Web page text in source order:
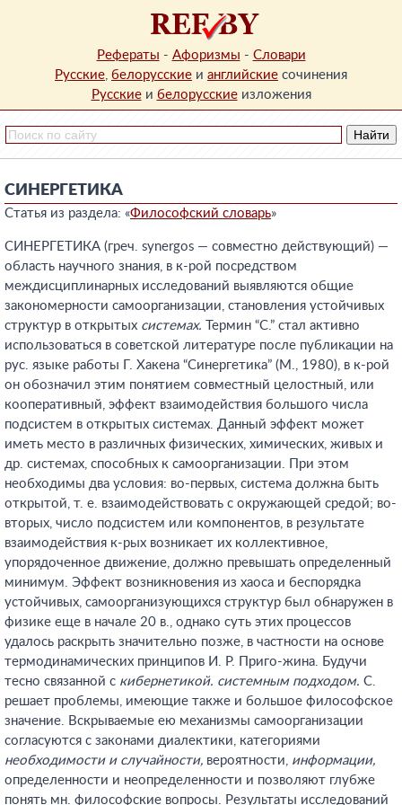
Рефераты - Афоризмы - Словари
Русские, белорусские и английские сочинения
Русскиеи белорусскиеизложения
СИНЕРГЕТИКА
Статья из раздела: «Философский словарь»
СИНЕРГЕТИКА (греч. synergos — совместно действующий) —
область научного знания, в к-рой посредством
междисциплинарных исследований выявляются общие
закономерности самоорганизации, становления устойчивых
структур в открытых системах. Термин “С.” стал активно
использоваться в советской литературе после публикации на
рус. языке работы Г. Хакена “Синергетика” (М., 1980), в к-рой
он обозначил этим понятием совместный целостный, или
кооперативный, эффект взаимодействия большого числа
подсистем в открытых системах. Данный эффект может
иметь место в различных физических, химических, живых и
др. системах, способных к самоорганизации. При этом
необходимы два условия: во-первых, система должна быть
открытой, т. е. взаимодействовать с окружающей средой; во-
вторых, число подсистем или компонентов, в результате
взаимодействия к-рых возникает их коллективное,
упорядоченное движение, должно превышать определенный
минимум. Эффект возникновения из хаоса и беспорядка
устойчивых, самоорганизующихся структур был обнаружен в
физике еще в начале 20 в., однако суть этих процессов
удалось раскрыть значительно позже, в частности на основе
термодинамических принципов И. Р. Приго-жина. Будучи
тесно связанной с кибернетикой. системным подходом. С.
решает проблемы, имеющие также и большое философское
значение. Вскрываемые ею механизмы самоорганизации
согласуются с законами диалектики, категориями
необходимости и случайности, вероятности, информации,
определенности и неопределенности и позволяют глубже
понять мн. философские вопросы. Результаты исследований